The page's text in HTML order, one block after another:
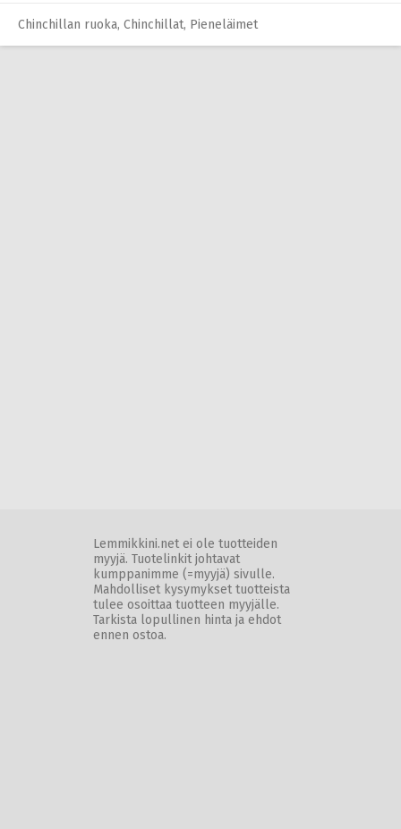
Chinchillan ruoka, Chinchillat, Pieneläimet
Lemmikkini.net ei ole tuotteiden
myyjä. Tuotelinkit johtavat
kumppanimme (=myyjä) sivulle.
Mahdolliset kysymykset tuotteista
tulee osoittaa tuotteen myyjälle.
Tarkista lopullinen hinta ja ehdot
ennen ostoa.